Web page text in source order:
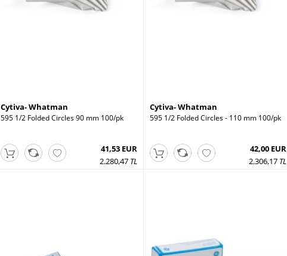
Cytiva- Whatman
595 1/2 Folded Circles 90 mm 100/pk
41,53 EUR
2.280,47 TL
Cytiva- Whatman
595 1/2 Folded Circles - 110 mm 100/pk
42,00 EUR
2.306,17 TL